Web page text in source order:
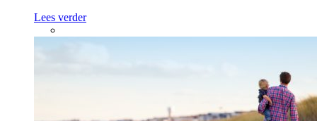
Lees verder